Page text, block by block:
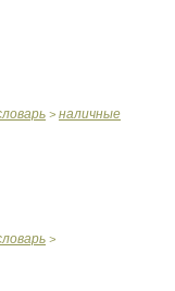
> наличные
>